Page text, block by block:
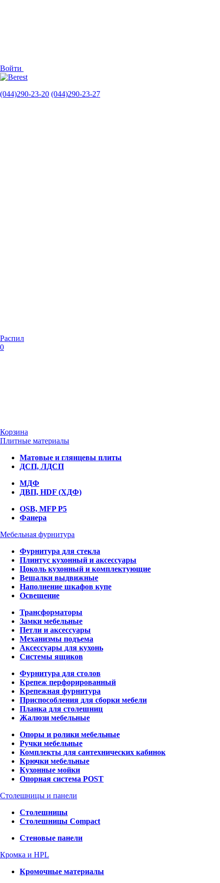
Войти
(044)290-23-20 (044)290-23-27
Распил
0
Корзина
Плитные материалы
Матовые и глянцевы плиты
ДСП, ЛДСП
МДФ
ДВП, HDF (ХДФ)
OSB, MFP P5
Фанера
Мебельная фурнитура
Фурнитура для стекла
Плинтус кухонный и аксессуары
Цоколь кухонный и комплектующие
Вешалки выдвижные
Наполнение шкафов купе
Освещение
Трансформаторы
Замки мебельные
Петли и аксессуары
Механизмы подъема
Аксессуары для кухонь
Системы ящиков
Фурнитура для столов
Крепеж перфорированный
Крепежная фурнитура
Приспособления для сборки мебели
Планка для столешниц
Жалюзи мебельные
Опоры и ролики мебельные
Ручки мебельные
Комплекты для сантехнических кабинок
Крючки мебельные
Кухонные мойки
Опорная система POST
Столешницы и панели
Столешницы
Столешницы Compact
Стеновые панели
Кромка и HPL
Кромочные материалы